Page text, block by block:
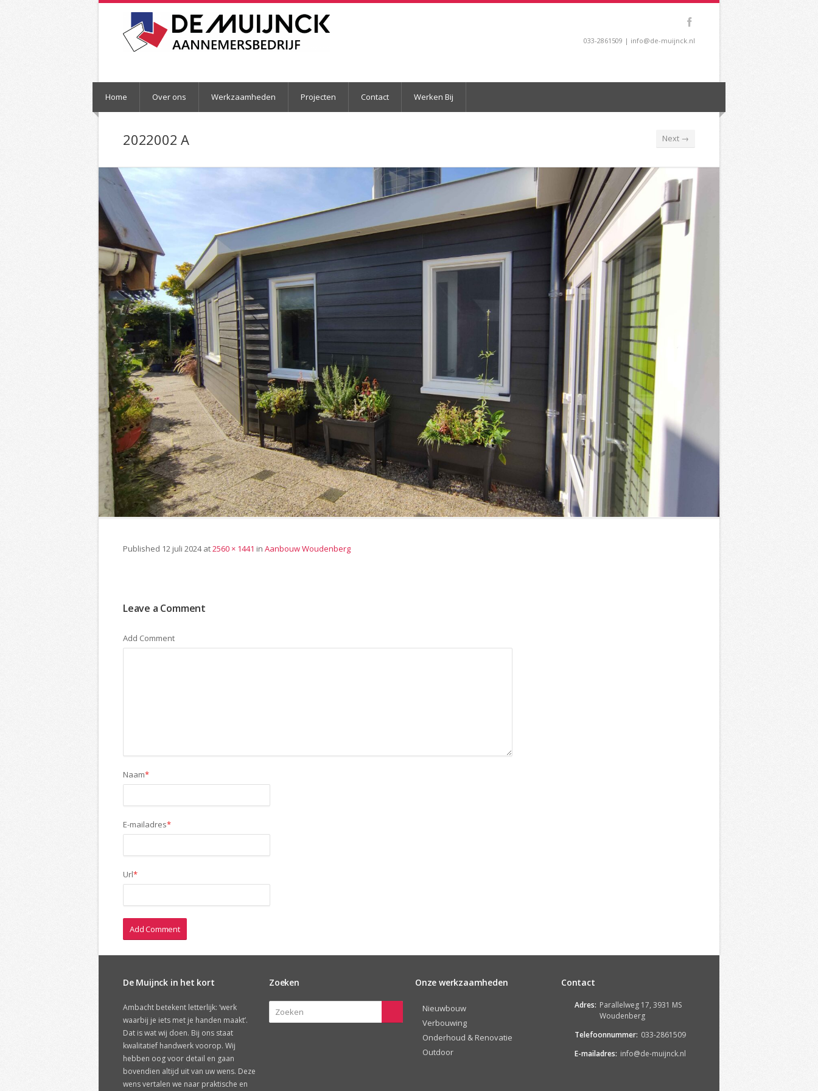
033-2861509 | info@de-muijnck.nl
Home Over ons Werkzaamheden Projecten Contact Werken Bij
2022002 A Next →
Published 12 juli 2024at2560 × 1441 in Aanbouw Woudenberg
Leave a Comment
Add Comment
Naam*
E-mailadres*
Url*
De Muijnck in het kort
Ambacht betekent letterlijk: ‘werk
waarbij je iets met je handen maakt’.
Dat is wat wij doen. Bij ons staat
kwalitatief handwerk voorop. Wij
hebben oog voor detail en gaan
bovendien altijd uit van uw wens. Deze
wens vertalen we naar praktische en
Zoeken Onze werkzaamheden
Nieuwbouw
Verbouwing
Onderhoud & Renovatie
Outdoor
Contact
Adres: Parallelweg 17, 3931 MS
Woudenberg
Telefoonnummer: 033-2861509
E-mailadres: info@de-muijnck.nl